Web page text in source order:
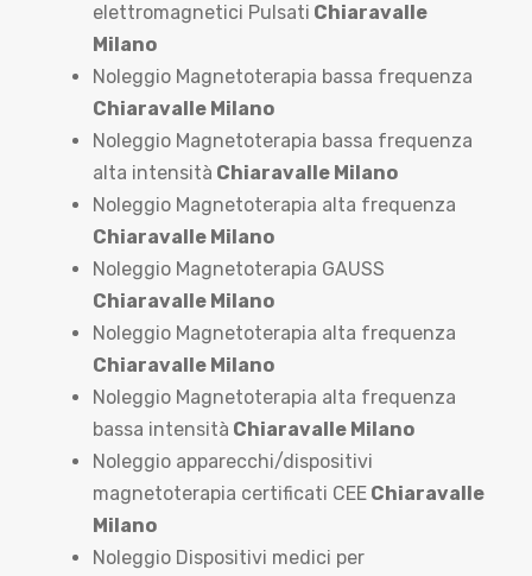
elettromagnetici Pulsati Chiaravalle
Milano
Noleggio Magnetoterapia bassa frequenza
Chiaravalle Milano
Noleggio Magnetoterapia bassa frequenza
alta intensità Chiaravalle Milano
Noleggio Magnetoterapia alta frequenza
Chiaravalle Milano
Noleggio Magnetoterapia GAUSS
Chiaravalle Milano
Noleggio Magnetoterapia alta frequenza
Chiaravalle Milano
Noleggio Magnetoterapia alta frequenza
bassa intensità Chiaravalle Milano
Noleggio apparecchi/dispositivi
magnetoterapia certificati CEE Chiaravalle
Milano
Noleggio Dispositivi medici per